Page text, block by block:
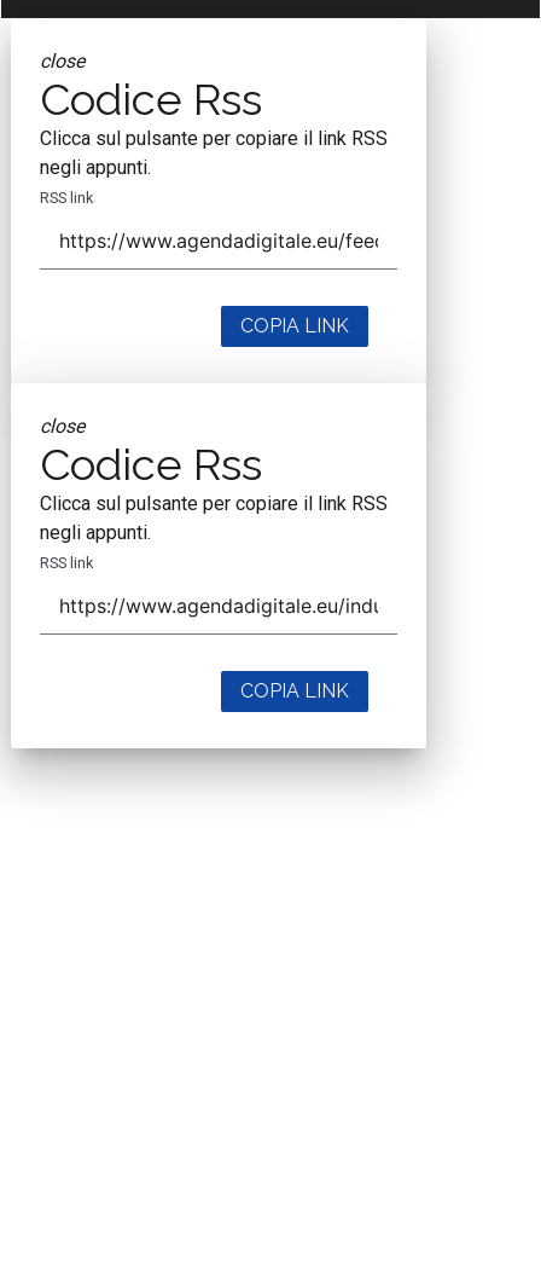
close
Codice Rss
Clicca sul pulsante per copiare il link RSS
negli appunti.
RSS link
COPIA LINK
close
Codice Rss
Clicca sul pulsante per copiare il link RSS
negli appunti.
RSS link
COPIA LINK